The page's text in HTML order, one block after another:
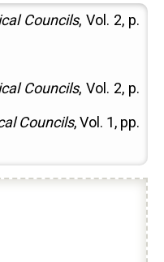
Councils, Vol. 2, p.
Councils, Vol. 2, p.
Councils, Vol. 1, pp.